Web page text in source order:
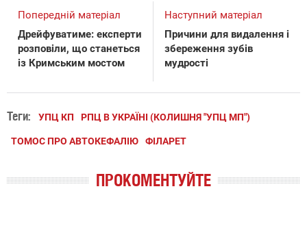
Попередній матеріал
Дрейфуватиме: експерти
розповіли, що станеться
із Кримським мостом
Наступний матеріал
Причини для видалення і
збереження зубів
мудрості
Теги: УПЦ КП РПЦ В УКРАЇНІ (КОЛИШНЯ "УПЦ МП")
ТОМОС ПРО АВТОКЕФАЛІЮ ФІЛАРЕТ
ПРОКОМЕНТУЙТЕ